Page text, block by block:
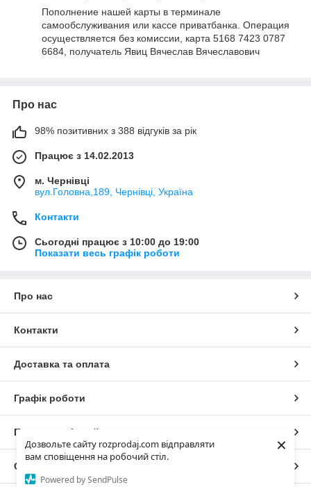
Дозвольте сайту rozprodaj.com відправляти
вам сповіщення на робочий стіл.
Powered by SendPulse
×
Пополнение нашей карты в терминале
самообслуживания или кассе приватбанка. Операция
осуществляется без комиссии, карта 5168 7423 0787
6684, получатель Явиц Вячеслав Вячеславович
Про нас
98% позитивних з 388 відгуків за рік
Працює з 14.02.2013
м. Чернівці
вул.Головна,189, Чернівці, Україна
Контакти
Сьогодні працює з 10:00 до 19:00
Показати весь графік роботи
Про нас
Контакти
Доставка та оплата
Графік роботи
Повна версія сайту
Сайт створено на маркетплейсі